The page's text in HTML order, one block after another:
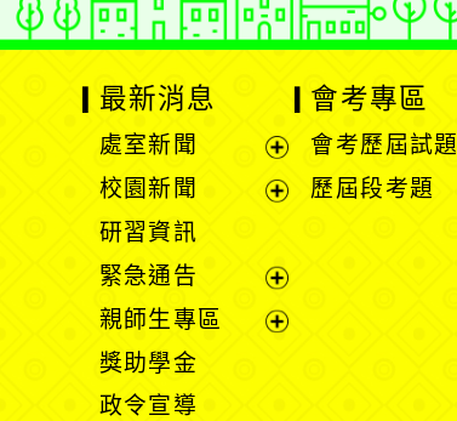
最新消息
處室新聞
展
開
單
校園新聞
選
單
研習資訊
緊急通告
展
開
親師生專區
獎助學金
政令宣導
會考專區
會考歷屆試題
歷屆段考題